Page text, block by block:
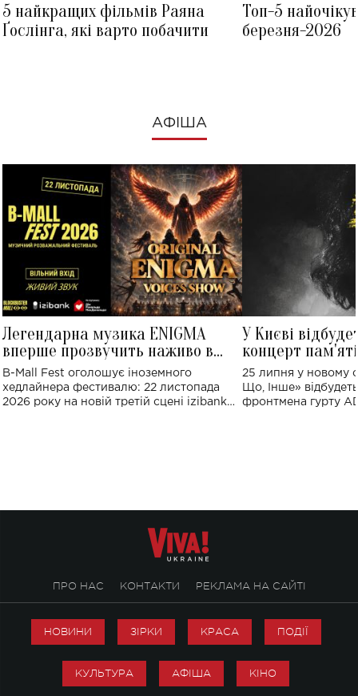
5 найкращих фільмів Раяна
Ґослінга, які варто побачити
Топ-5
березня-2026
АФІША
Легендарна музика ENIGMA
вперше прозвучить наживо в
Україні: де відбудеться концерт
B-Mall Fest оголошує іноземного
хедлайнера фестивалю: 22 листопада
2026 року на новій третій сцені izibank
У Києві
концерт
Клименка:
виконають
25 липня у новому
Що, Інше»
фронтмена гурту
ПРО НАС КОНТАКТИ РЕКЛАМА НА САЙТІ
НОВИНИ ЗІРКИ КРАСА ПОДІЇ
КУЛЬТУРА АФІША КІНО